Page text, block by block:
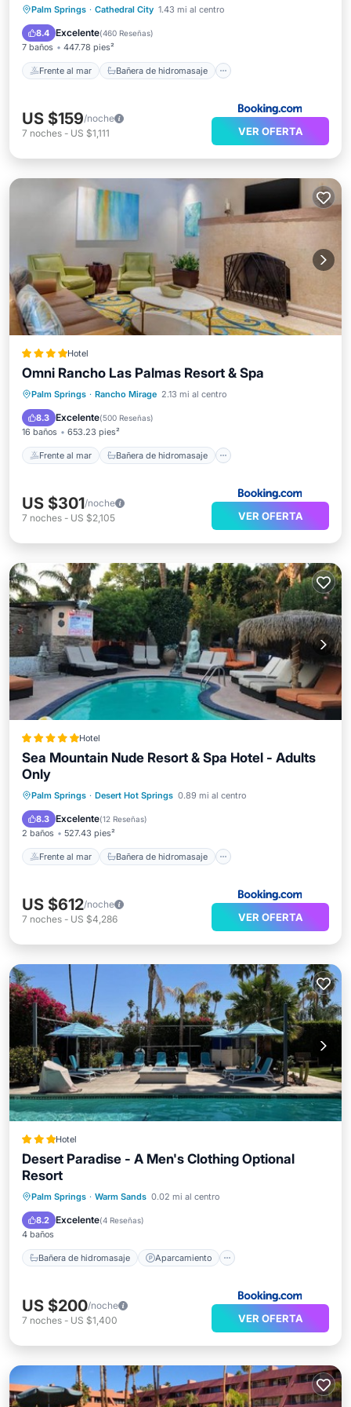
Palm Springs · Cathedral City 1.43 mi al centro
8.4 Excelente(460 Reseñas)
7 baños 447.78 pies²
Frente al mar Bañera de hidromasaje
Frente al mar
Bañera de hidromasaje
Desayuno
Aparcamiento
US $159/noche
7 noches - US $1,111 VER OFERTA
Hotel
Omni Rancho Las Palmas Resort & Spa
Palm Springs · Rancho Mirage 2.13 mi al centro
8.3 Excelente(500 Reseñas)
16 baños 653.23 pies²
Frente al mar Bañera de hidromasaje
Frente al mar
Bañera de hidromasaje
Desayuno
Estación de carga para vehículos eléctricos
US $301/noche
7 noches - US $2,105 VER OFERTA
Hotel
Sea Mountain Nude Resort & Spa Hotel - Adults
Only
Palm Springs · Desert Hot Springs 0.89 mi al centro
8.3 Excelente(12 Reseñas)
2 baños 527.43 pies²
Frente al mar Bañera de hidromasaje
Frente al mar
Bañera de hidromasaje
Desayuno
US $612/noche
7 noches - US $4,286 VER OFERTA
Hotel
Desert Paradise - A Men's Clothing Optional
Resort
Palm Springs · Warm Sands 0.02 mi al centro
8.2 Excelente(4 Reseñas)
4 baños
Bañera de hidromasaje Aparcamiento
Bañera de hidromasaje
Aparcamiento
Piscina
Aire acondicionado
US $200/noche
7 noches - US $1,400 VER OFERTA